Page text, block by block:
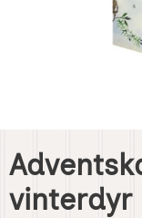
vinterdyr